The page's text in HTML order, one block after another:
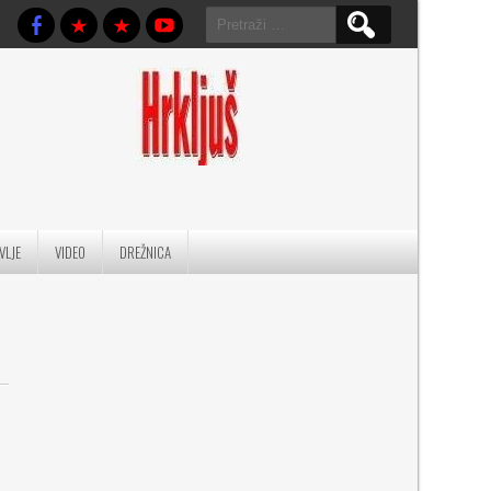
Pretraga:
VIDEO DREŽNICA